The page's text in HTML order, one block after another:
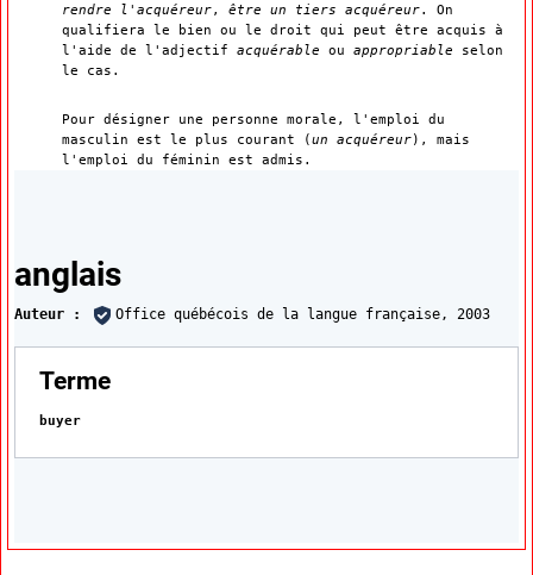
rendre l'acquéreur, être un tiers acquéreur. On
qualifiera le bien ou le droit qui peut être acquis à
l'aide de l'adjectif acquérable ou appropriable selon
le cas.
Pour désigner une personne morale, l'emploi du
masculin est le plus courant (un acquéreur), mais
l'emploi du féminin est admis.
Traductions
anglais
Auteur : Office québécois de la langue française, 2003
Terme:
buyer